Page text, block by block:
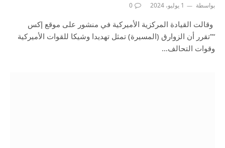
بواسطة 1 يوليو، 2024 0
وقالت القيادة المركزية الأميركية في منشور على موقع إكس
“”تقرر أن الزوارق (المسيرة) تمثل تهديدا وشيكا للقوات الأميركية
وقوات التحالف…